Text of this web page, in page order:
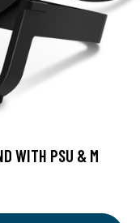
WITH PSU & M